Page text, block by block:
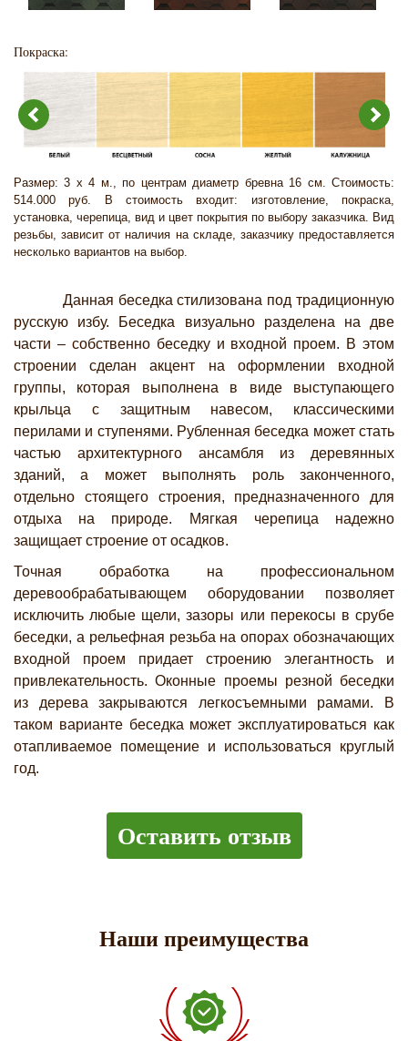
Покраска:
Размер: 3 х 4 м., по центрам диаметр бревна 16 см. Стоимость:
514.000 руб. В стоимость входит: изготовление, покраска,
установка, черепица, вид и цвет покрытия по выбору заказчика. Вид
резьбы, зависит от наличия на складе, заказчику предоставляется
несколько вариантов на выбор.
Данная беседка стилизована под традиционную
русскую избу. Беседка визуально разделена на две
части – собственно беседку и входной проем. В этом
строении сделан акцент на оформлении входной
группы, которая выполнена в виде выступающего
крыльца с защитным навесом, классическими
перилами и ступенями. Рубленная беседка может стать
частью архитектурного ансамбля из деревянных
зданий, а может выполнять роль законченного,
отдельно стоящего строения, предназначенного для
отдыха на природе. Мягкая черепица надежно
защищает строение от осадков.
Точная обработка на профессиональном
деревообрабатывающем оборудовании позволяет
исключить любые щели, зазоры или перекосы в срубе
беседки, а рельефная резьба на опорах обозначающих
входной проем придает строению элегантность и
привлекательность. Оконные проемы резной беседки
из дерева закрываются легкосъемными рамами. В
таком варианте беседка может эксплуатироваться как
отапливаемое помещение и использоваться круглый
год.
Оставить отзыв
Наши преимущества